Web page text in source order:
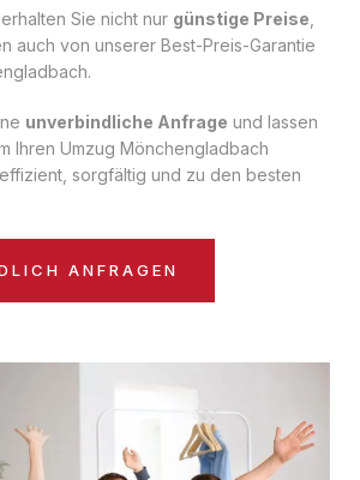
Sie nicht nur günstige Preise
auch von unserer Best-Preis-Garantie
unverbindliche Anfrage und lassen
Ihren Umzug Mönchengladbach
sorgfältig und zu den besten
ANFRAGEN